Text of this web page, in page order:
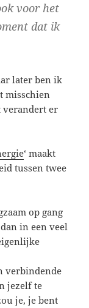
voor het
dat ik
later ben ik
misschien
verandert er
‘ maakt
tussen twee
op gang
in een veel
verbindende
jezelf te
je, je bent